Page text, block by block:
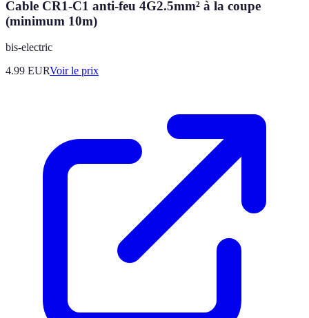
Cable CR1-C1 anti-feu 4G2.5mm² à la coupe
(minimum 10m)
bis-electric
4.99 EURVoir le prix